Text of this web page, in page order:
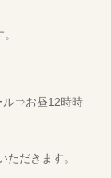
ル⇒お昼12時時
だきます。